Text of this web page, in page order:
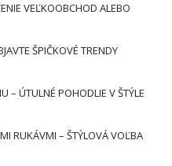
VEĽKOOBCHOD ALEBO
ŠPIČKOVÉ TRENDY
– ÚTULNÉ POHODLIE V ŠTÝLE
RUKÁVMI – ŠTÝLOVÁ VOĽBA